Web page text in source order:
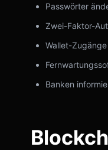
Passwörter
Zwei-Faktor-
Wallet-
Banken